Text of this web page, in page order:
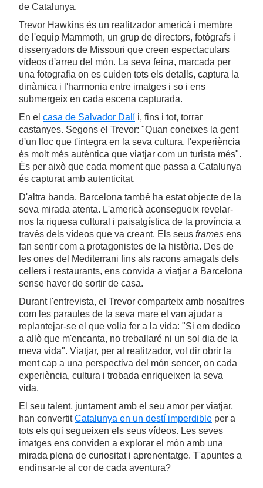
de Catalunya.
Trevor Hawkins és un realitzador americà i membre
de l'equip Mammoth, un grup de directors, fotògrafs i
dissenyadors de Missouri que creen espectaculars
vídeos d'arreu del món. La seva feina, marcada per
una fotografia on es cuiden tots els detalls, captura la
dinàmica i l'harmonia entre imatges i so i ens
submergeix en cada escena capturada.
En el casa de Salvador Dalí i, fins i tot, torrar
castanyes. Segons el Trevor: "Quan coneixes la gent
d'un lloc que t'integra en la seva cultura, l'experiència
és molt més autèntica que viatjar com un turista més".
És per això que cada moment que passa a Catalunya
és capturat amb autenticitat.
D'altra banda, Barcelona també ha estat objecte de la
seva mirada atenta. L'americà aconsegueix revelar-
nos la riquesa cultural i paisatgística de la província a
través dels vídeos que va creant. Els seus frames ens
fan sentir com a protagonistes de la història. Des de
les ones del Mediterrani fins als racons amagats dels
cellers i restaurants, ens convida a viatjar a Barcelona
sense haver de sortir de casa.
Durant l'entrevista, el Trevor comparteix amb nosaltres
com les paraules de la seva mare el van ajudar a
replantejar-se el que volia fer a la vida: "Si em dedico
a allò que m'encanta, no treballaré ni un sol dia de la
meva vida". Viatjar, per al realitzador, vol dir obrir la
ment cap a una perspectiva del món sencer, on cada
experiència, cultura i trobada enriqueixen la seva
vida.
El seu talent, juntament amb el seu amor per viatjar,
han convertitCatalunya en un destí imperdible per a
tots els qui segueixen els seus vídeos. Les seves
imatges ens conviden a explorar el món amb una
mirada plena de curiositat i aprenentatge. T'apuntes a
endinsar-te al cor de cada aventura?